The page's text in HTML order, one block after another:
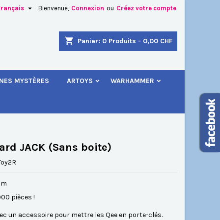
Bienvenue, Connexion ou Créez votre compte

shopping_cart Panier: 0 Produits - 0,00 CHF
MYSTÈRES ARTOYS WARHAMMER
JACK (Sans boite)
pièces !
un accessoire pour mettre les Qee en porte-clés.